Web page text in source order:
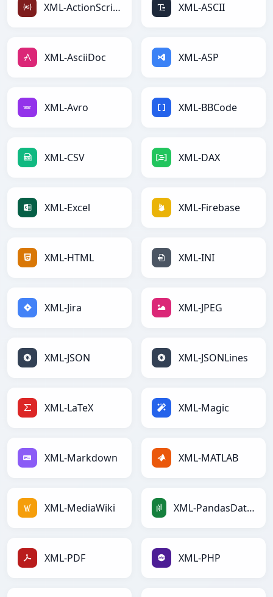
XML-ActionScript XML-ASCII
XML-AsciiDoc XML-ASP
XML-Avro XML-BBCode
XML-CSV XML-DAX
XML-Excel XML-Firebase
XML-HTML XML-INI
XML-Jira XML-JPEG
XML-JSON XML-JSONLines
XML-LaTeX XML-Magic
XML-Markdown XML-MATLAB
XML-MediaWiki XML-PandasDataFrame
XML-PDF XML-PHP